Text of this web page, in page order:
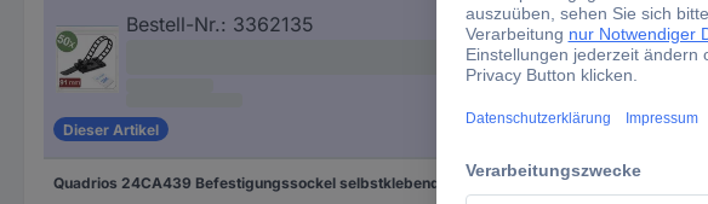
Bestell-Nr.: 3362135
Dieser Artikel